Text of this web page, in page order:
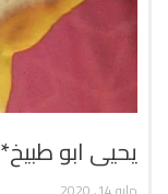
يحيى ابو طبيخ*